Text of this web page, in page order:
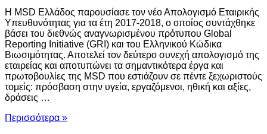
Η MSD Ελλάδος παρουσίασε τον νέο Απολογισμό Εταιρικής
Υπευθυνότητας για τα έτη 2017-2018, ο οποίος συντάχθηκε
βάσει του διεθνώς αναγνωρισμένου πρότυπου Global
Reporting Initiative (GRI) και του Ελληνικού Κώδικα
Βιωσιμότητας. Αποτελεί τον δεύτερο συνεχή απολογισμό της
εταιρείας και αποτυπώνει τα σημαντικότερα έργα και
πρωτοβουλίες της MSD που εστιάζουν σε πέντε ξεχωριστούς
τομείς: πρόσβαση στην υγεία, εργαζόμενοι, ηθική και αξίες,
δράσεις …
Περισσότερα »